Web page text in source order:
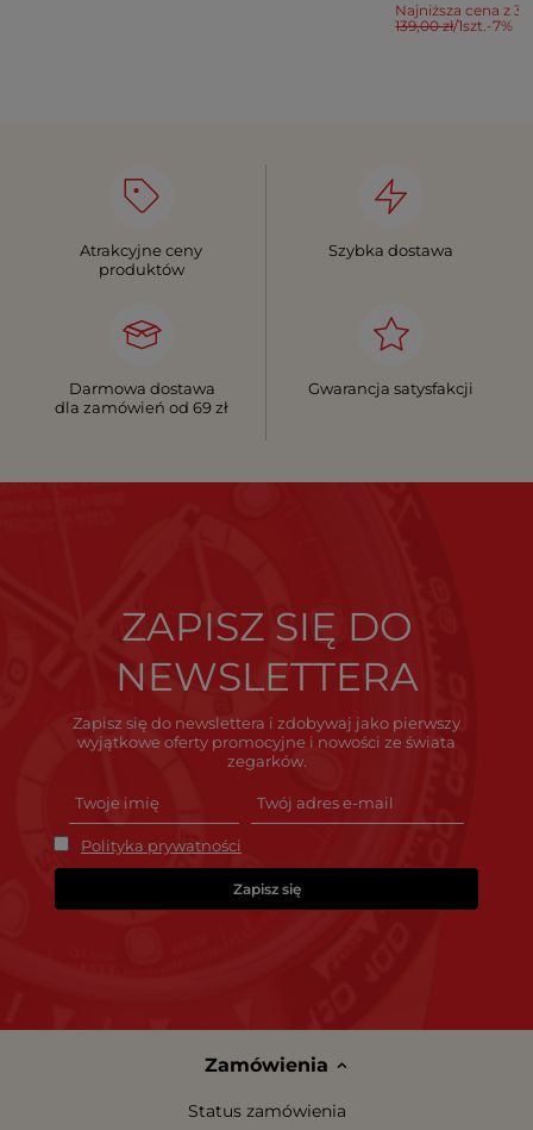
Najniższa cena z
139,00 zł/1szt.-7%
Atrakcyjne ceny
produktów
Szybka dostawa
Darmowa dostawa
dla zamówień od 69 zł
Gwarancja satysfakcji
ZAPISZ SIĘ DO
NEWSLETTERA
Zapisz się do newslettera i zdobywaj jako pierwszy
wyjątkowe oferty promocyjne i nowości ze świata
zegarków.
Polityka prywatności
Zapisz się
Zamówienia
Status zamówienia